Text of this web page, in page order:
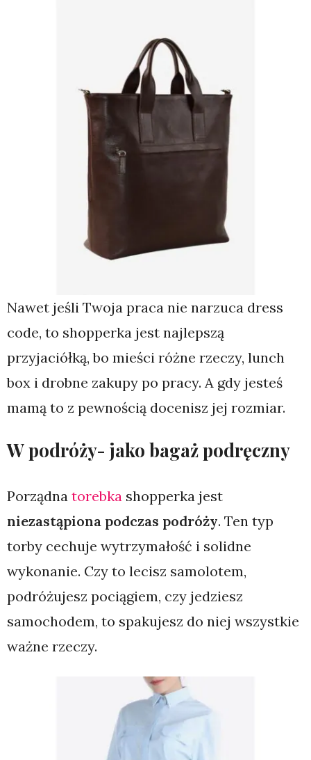
Nawet jeśli Twoja praca nie narzuca dress
code, to shopperka jest najlepszą
przyjaciółką, bo mieści różne rzeczy, lunch
box i drobne zakupy po pracy. A gdy jesteś
mamą to z pewnością docenisz jej rozmiar.
W podróży- jako bagaż podręczny
Porządna torebka shopperka jest
niezastąpiona podczas podróży. Ten typ
torby cechuje wytrzymałość i solidne
wykonanie. Czy to lecisz samolotem,
podróżujesz pociągiem, czy jedziesz
samochodem, to spakujesz do niej wszystkie
ważne rzeczy.